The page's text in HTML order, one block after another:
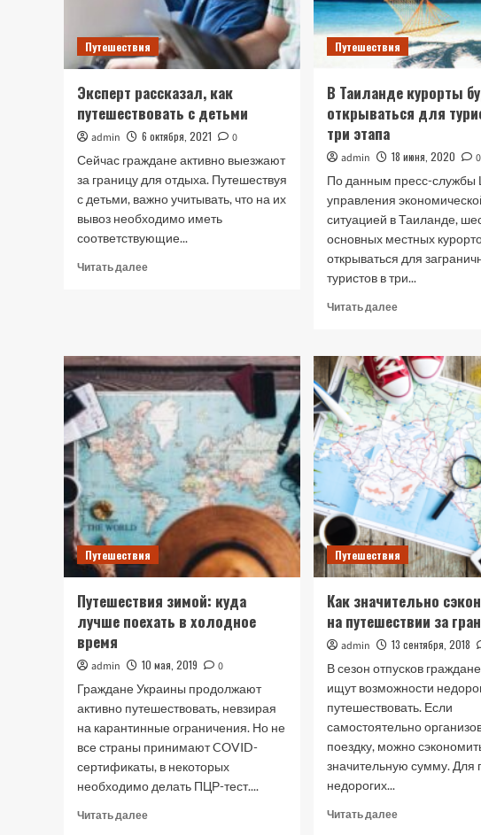
Путешествия
Эксперт рассказал, как
путешествовать с детьми
admin 6 октября, 2021
0
Сейчас граждане активно выезжают
за границу для отдыха. Путешествуя
с детьми, важно учитывать, что на их
вывоз необходимо иметь
соответствующие...
Читать далееПрочитать
путешествовать
с
детьми
Путешествия
В Таиланде курорты
открываться для
три этапа
admin 18 июня, 2020
0
По данным пресс-службы
управления
ситуацией в Таиланде,
основных местных
открываться для
туристов в три...
Читать далееПрочитать
В
Таиланде
курорты
будут
открываться
для
туристов
в
три
этапа
Путешествия
Путешествия зимой: куда
лучше поехать в холодное
время
admin 10 мая, 2019
0
Граждане Украины продолжают
активно путешествовать, невзирая
на карантинные ограничения. Но не
все страны принимают COVID-
сертификаты, в некоторых
необходимо делать ПЦР-тест....
Читать далееПрочитать
Путешествия
Как значительно
на путешествии за
admin 13 сентября, 2018
В сезон отпусков
ищут возможности
путешествовать. Если
самостоятельно
поездку, можно
значительную сумму. Для
недорогих...
Читать далееПрочитать